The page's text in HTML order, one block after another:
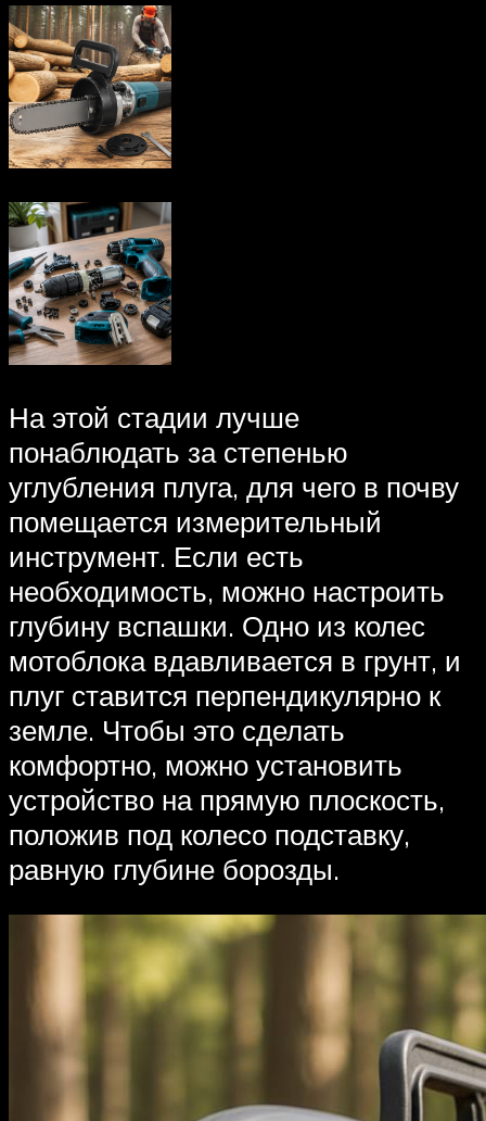
На этой стадии лучше
понаблюдать за степенью
углубления плуга, для чего в почву
помещается измерительный
инструмент. Если есть
необходимость, можно настроить
глубину вспашки. Одно из колес
мотоблока вдавливается в грунт, и
плуг ставится перпендикулярно к
земле. Чтобы это сделать
комфортно, можно установить
устройство на прямую плоскость,
положив под колесо подставку,
равную глубине борозды.